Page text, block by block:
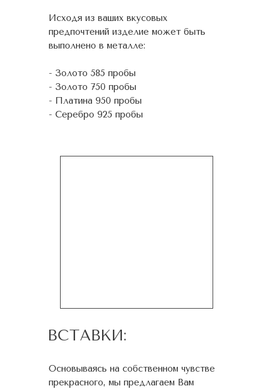
Исходя из ваших вкусовых
предпочтений изделие может быть
выполнено в металле:
- Золото 585 пробы
- Золото 750 пробы
- Платина 950 пробы
- Серебро 925 пробы
ВСТАВКИ:
Основываясь на собственном чувстве
прекрасного, мы предлагаем Вам